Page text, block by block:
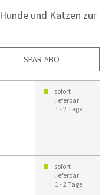
und Katzen zur
SPAR-ABO
sofort
lieferbar
1 - 2 Tage
sofort
lieferbar
1 - 2 Tage